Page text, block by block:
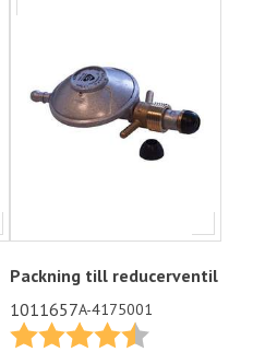
Packning till reducerventil
1011657A-4175001
Betyg: 4.7 utav 5